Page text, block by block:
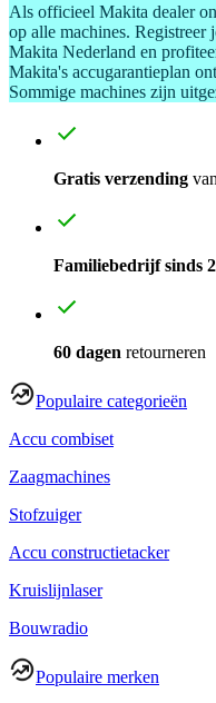
Als officieel Makita dealer
op alle machines. Registreer
Makita Nederland en
Makita's accugarantieplan
Sommige machines zijn
Gratis verzending
Familiebedrijf sinds
60 dagen retourneren
Populaire categorieën
Accu combiset
Zaagmachines
Stofzuiger
Accu constructietacker
Kruislijnlaser
Bouwradio
Populaire merken